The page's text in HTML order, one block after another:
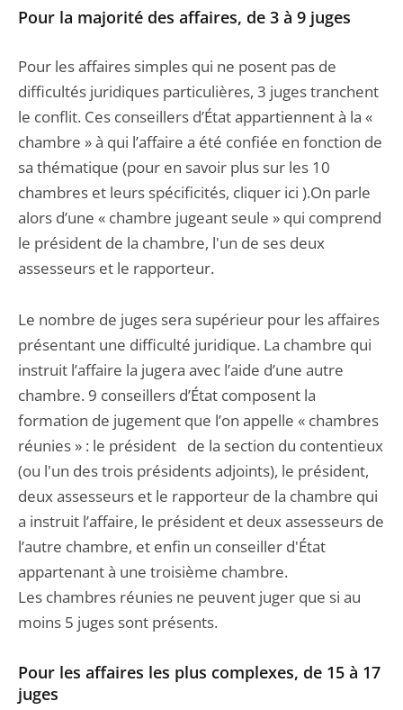
Pour la majorité des affaires, de 3 à 9 juges
Pour les affaires simples qui ne posent pas de
difficultés juridiques particulières, 3 juges tranchent
le conflit. Ces conseillers d’État appartiennent à la «
chambre » à qui l’affaire a été confiée en fonction de
sa thématique (pour en savoir plus sur les 10
chambres et leurs spécificités, cliquer ici ).On parle
alors d’une « chambre jugeant seule » qui comprend
le président de la chambre, l'un de ses deux
assesseurs et le rapporteur.
Le nombre de juges sera supérieur pour les affaires
présentant une difficulté juridique. La chambre qui
instruit l’affaire la jugera avec l’aide d’une autre
chambre. 9 conseillers d’État composent la
formation de jugement que l’on appelle « chambres
réunies » : le président de la section du contentieux
(ou l'un des trois présidents adjoints), le président,
deux assesseurs et le rapporteur de la chambre qui
a instruit l’affaire, le président et deux assesseurs de
l’autre chambre, et enfin un conseiller d'État
appartenant à une troisième chambre.
Les chambres réunies ne peuvent juger que si au
moins 5 juges sont présents.
Pour les affaires les plus complexes, de 15 à 17
juges